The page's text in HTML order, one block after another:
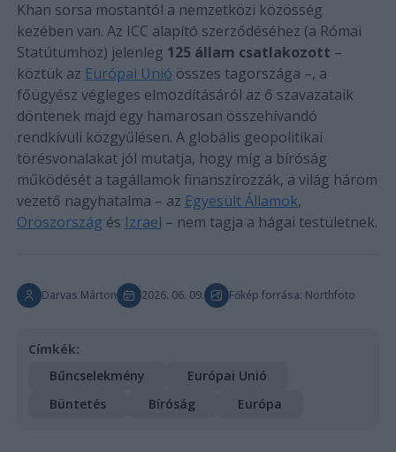
Khan sorsa mostantól a nemzetközi közösség
kezében van. Az ICC alapító szerződéséhez (a Római
Statútumhoz) jelenleg 125 állam csatlakozott –
köztük az Európai Unió összes tagországa –, a
főügyész végleges elmozdításáról az ő szavazataik
döntenek majd egy hamarosan összehívandó
rendkívüli közgyűlésen. A globális geopolitikai
törésvonalakat jól mutatja, hogy míg a bíróság
működését a tagállamok finanszírozzák, a világ három
vezető nagyhatalma – az Egyesült Államok,
Oroszország és Izrael – nem tagja a hágai testületnek.
Darvas Márton 2026. 06. 09. Főkép forrása: Northfoto
Címkék:
Bűncselekmény
Európai Unió
Büntetés
Bíróság Európa